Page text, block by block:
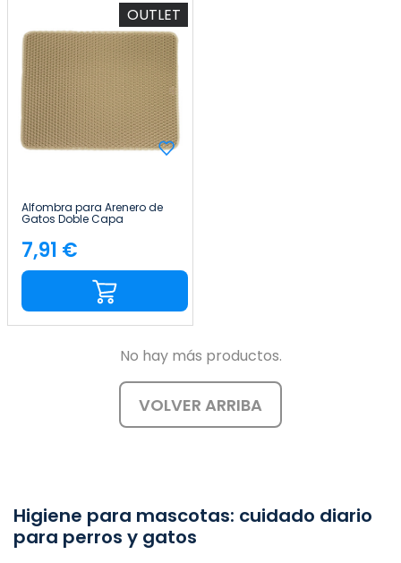
OUTLET
Alfombra para Arenero de
Gatos Doble Capa
Antideslizante Impermeable
Forma Rectangular
65x40cm Glückpet
Precio
7,91 €
No hay más productos.
VOLVER ARRIBA
Higiene para mascotas: cuidado diario
para perros y gatos